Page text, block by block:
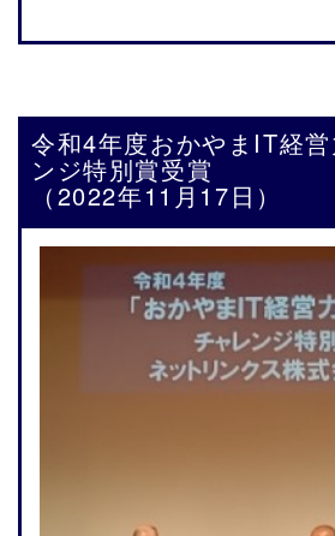
令和4年度おかやまIT経
ンジ特別賞受賞
（2022年11月17日）